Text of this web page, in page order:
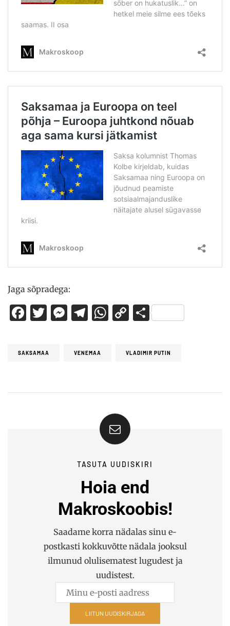
Jaga sõpradega:
Facebook
Twitter
Messenger
Telegram
WhatsApp
CopyShare
SAKSAMAA VENEMAA VLADIMIR PUTIN
TASUTA UUDISKIRI
Hoia end
Makroskoobis!
Saadame korra nädalas sinu e-
postkasti kokkuvõtte nädala jooksul
ilmunud olulisematest lugudest ja
uudistest.
LIITUN UUDISKIRJAGA